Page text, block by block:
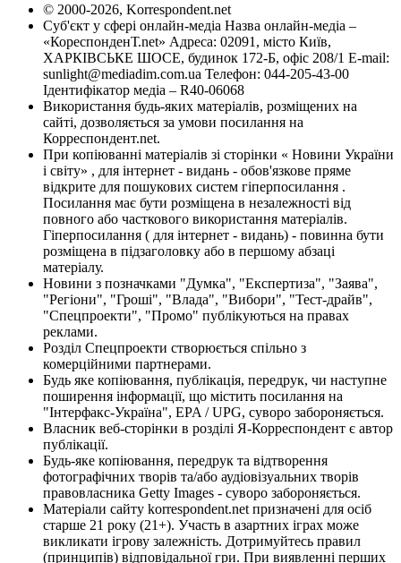
© 2000-2026, Korrespondent.net
Суб'єкт у сфері онлайн-медіа Назва онлайн-медіа –
«КореспонденТ.net» Адреса: 02091, місто Київ,
ХАРКІВСЬКЕ ШОСЕ, будинок 172-Б, офіс 208/1 E-mail:
sunlight@mediadim.com.ua Телефон: 044-205-43-00
Ідентифікатор медіа – R40-06068
Використання будь-яких матеріалів, розміщених на
сайті, дозволяється за умови посилання на
Корреспондент.net.
При копіюванні матеріалів зі сторінки « Новини України
і світу» , для інтернет - видань - обов'язкове пряме
відкрите для пошукових систем гіперпосилання .
Посилання має бути розміщена в незалежності від
повного або часткового використання матеріалів.
Гіперпосилання ( для інтернет - видань) - повинна бути
розміщена в підзаголовку або в першому абзаці
матеріалу.
Новини з позначками "Думка", "Експертиза", "Заява",
"Регіони", "Гроші", "Влада", "Вибори", "Тест-драйв",
"Спецпроекти", "Промо" публікуються на правах
реклами.
Розділ Спецпроекти створюється спільно з
комерційними партнерами.
Будь яке копіювання, публікація, передрук, чи наступне
поширення інформації, що містить посилання на
"Інтерфакс-Україна", EPA / UPG, суворо забороняється.
Власник веб-сторінки в розділі Я-Корреспондент є автор
публікації.
Будь-яке копіювання, передрук та відтворення
фотографічних творів та/або аудіовізуальних творів
правовласника Getty Images - суворо забороняється.
Матеріали сайту korrespondent.net призначені для осіб
старше 21 року (21+). Участь в азартних іграх може
викликати ігрову залежність. Дотримуйтесь правил
(принципів) відповідальної гри. При виявленні перших